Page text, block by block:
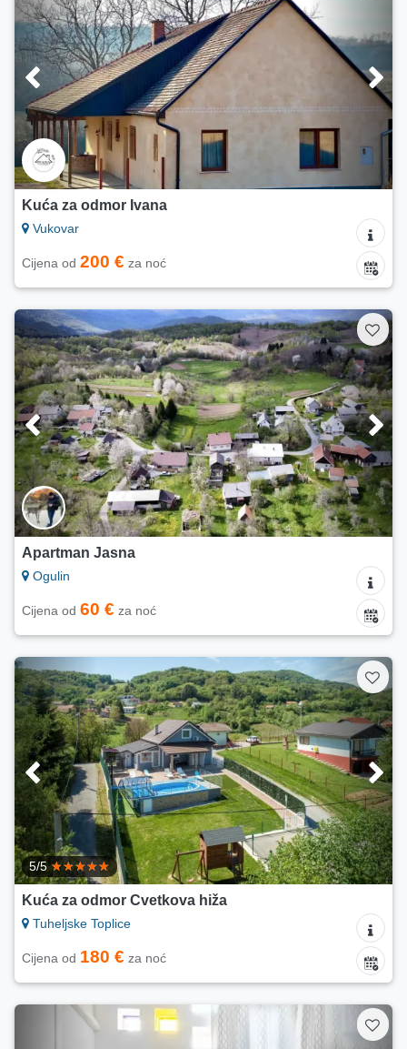
Kuća za odmor Ivana
Vukovar
Cijena od 200 € za noć
Apartman Jasna
Ogulin
Cijena od 60 € za noć
5/5
Kuća za odmor Cvetkova hiža
Tuheljske Toplice
Cijena od 180 € za noć